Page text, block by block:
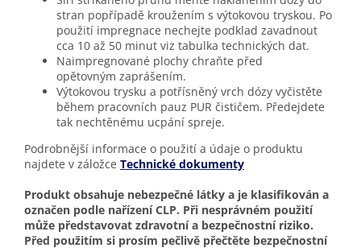
stran popřípadě kroužením s výtokovou tryskou. Po
použití impregnace nechejte podklad zavadnout
cca 10 až 50 minut viz tabulka technických dat.
Naimpregnované plochy chraňte před
opětovným zaprášením.
Výtokovou trysku a potřísněný vrch dózy vyčistěte
během pracovních pauz PUR čističem. Předejdete
tak nechtěnému ucpání spreje.
Podrobnější informace o použití a údaje o produktu
najdete v záložce Technické dokumenty
Produkt obsahuje nebezpečné látky a je klasifikován a
označen podle nařízení CLP. Při nesprávném použití
může představovat zdravotní a bezpečnostní riziko.
Před použitím si prosím pečlivě přečtěte bezpečnostní